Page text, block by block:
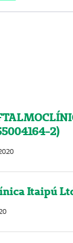
2)
Itaipú